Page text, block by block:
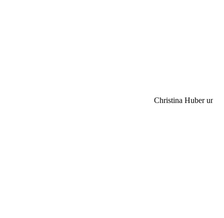
Christina Huber und